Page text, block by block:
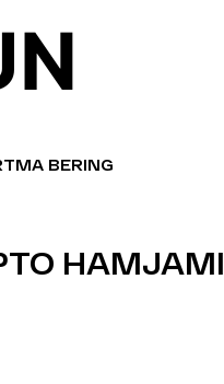
BERING